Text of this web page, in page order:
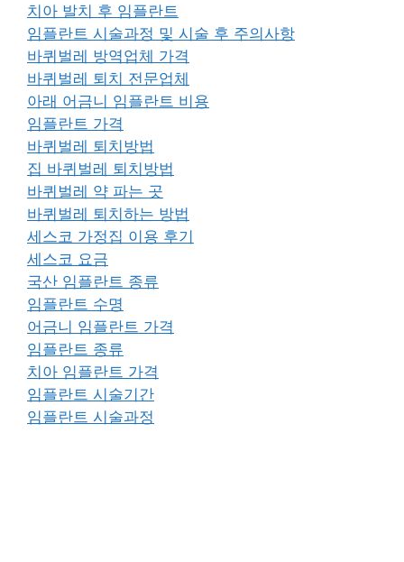
치아 발치 후 임플란트
임플란트 시술과정 및 시술 후 주의사항
바퀴벌레 방역업체 가격
바퀴벌레 퇴치 전문업체
아래 어금니 임플란트 비용
임플란트 가격
바퀴벌레 퇴치방법
집 바퀴벌레 퇴치방법
바퀴벌레 약 파는 곳
바퀴벌레 퇴치하는 방법
세스코 가정집 이용 후기
세스코 요금
국산 임플란트 종류
임플란트 수명
어금니 임플란트 가격
임플란트 종류
치아 임플란트 가격
임플란트 시술기간
임플란트 시술과정